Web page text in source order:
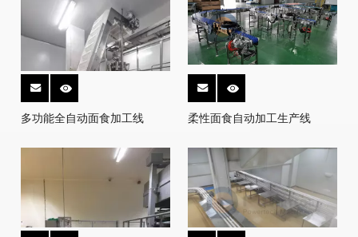
多功能全自动面食加工线 柔性面食自动加工生产线